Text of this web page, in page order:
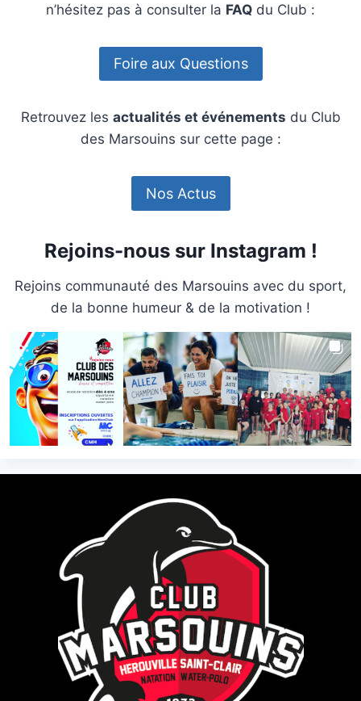
n’hésitez pas à consulter la FAQ du Club :
Foire aux Questions
Retrouvez les actualités et événements du Club
des Marsouins sur cette page :
Nos Actus
Rejoins-nous sur Instagram !
Rejoins communauté des Marsouins avec du sport,
de la bonne humeur & de la motivation !